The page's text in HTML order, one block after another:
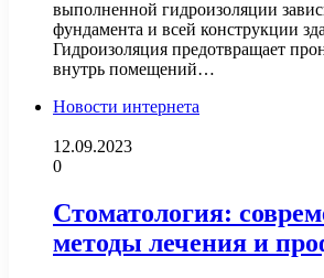
выполненной гидроизоляции
фундамента и всей конструкции
Гидроизоляция предотвращает
внутрь помещений…
Новости интернета
12.09.2023
0
Стоматология:
методы лечения и